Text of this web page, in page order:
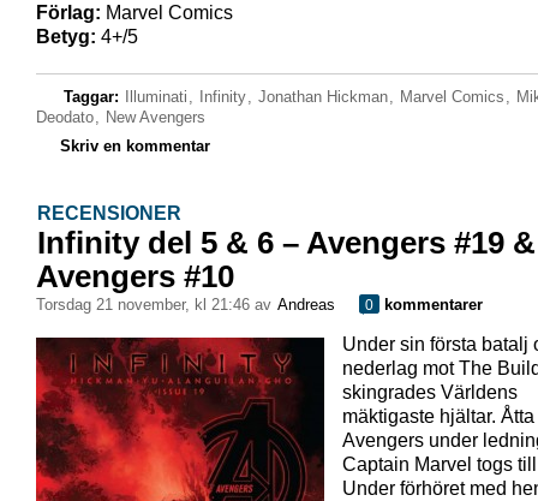
Förlag: Marvel Comics
Betyg: 4+/5
Taggar: Illuminati , Infinity, Jonathan Hickman, Marvel Comics ,
Deodato, New Avengers
Skriv en kommentar
RECENSIONER
Infinity del 5 & 6 – Avengers #19
Avengers #10
torsdag 21 november, kl 21:46 av Andreas 0 kommentarer
Under sin första batalj
nederlag mot The
skingrades Världens
mäktigaste hjältar. Åtta
Avengers under
Captain Marvel togs
Under förhöret med